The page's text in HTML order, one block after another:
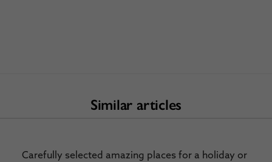
Similar articles
Carefully selected amazing places for a holiday or